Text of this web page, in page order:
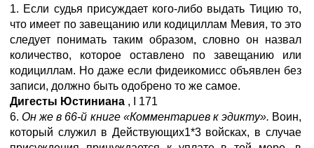
1. Если судья присуждает кого-либо выдать Тицию то,
что имеет по завещанию или кодициллам Мевия, то это
следует понимать таким образом, словно он назвал
количество, которое оставлено по завещанию или
кодициллам. Но даже если фидеикомисс объявлен без
записи, должно быть одобрено то же самое.
Дигесты Юстиниана ,
171
6.Он же в 66-й книге «Комментариев к эдикту». Воин,
который служил в Действующих1*3 войсках, в случае